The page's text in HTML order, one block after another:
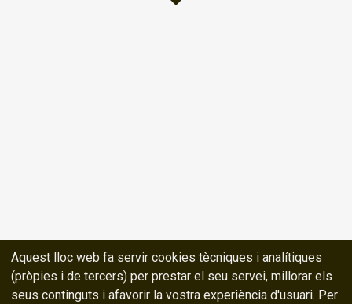
Aquest lloc web fa servir cookies tècniques i analítiques
(pròpies i de tercers) per prestar el seu servei, millorar els
seus continguts i afavorir la vostra experiència d'usuari. Per